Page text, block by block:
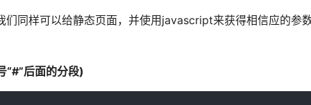
同样可以给静态页面，并使用javascript来获得相信应的参
后面的分段)